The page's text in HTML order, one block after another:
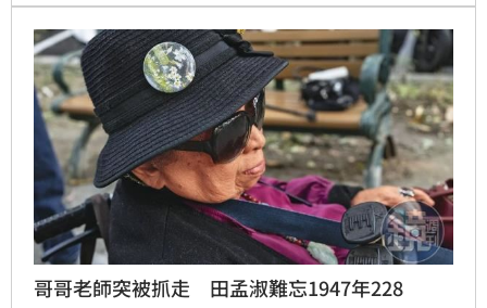
堇熟知政治犯的心理壓力，擔憂林義雄若出庭，見妻子
不在，恐往壞處想。於是方素敏把家中鑰匙交給田秋
堇，請她跑一趟林家。
哥哥老師突被抓走 田孟淑難忘1947年228